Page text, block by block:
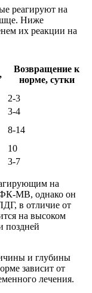
реагируют на
Ниже
их реакции на
Возвращение к
норме, сутки
2-3
3-4
8-14
10
3-7
на
МВ, однако он
в отличие от
на высоком
поздней
и глубины
зависит от
лечения.